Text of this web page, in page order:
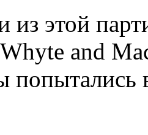
из этой
and
попытались